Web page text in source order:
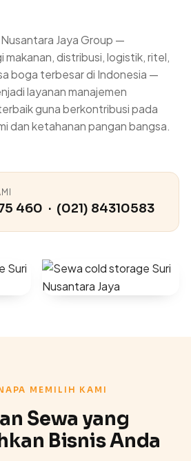
Jaya Group —
distribusi, logistik, ritel,
boga terbesar di Indonesia —
layanan manajemen
guna berkontribusi pada
dan ketahanan pangan bangsa.
460 · (021) 84310583
MEMILIH KAMI
Sewa yang
Bisnis Anda